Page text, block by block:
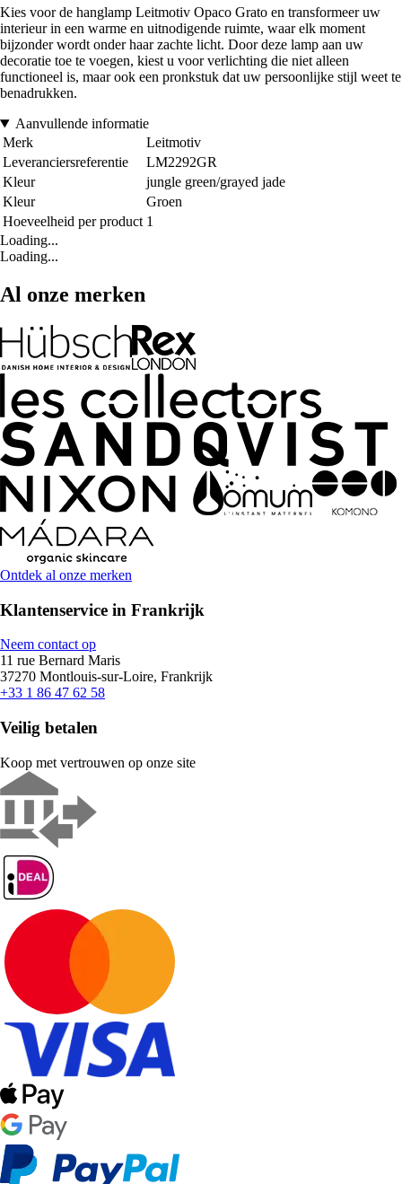
Kies voor de hanglamp Leitmotiv Opaco Grato en transformeer uw
interieur in een warme en uitnodigende ruimte, waar elk moment
bijzonder wordt onder haar zachte licht. Door deze lamp aan uw
decoratie toe te voegen, kiest u voor verlichting die niet alleen
functioneel is, maar ook een pronkstuk dat uw persoonlijke stijl weet te
benadrukken.
Aanvullende informatie
Merk
Leitmotiv
Leveranciersreferentie
LM2292GR
Kleur
jungle green/grayed jade
Kleur
Groen
Hoeveelheid per product 1
Loading...
Loading...
Al onze merken
Ontdek al onze merken
Klantenservice in Frankrijk
Neem contact op
11 rue Bernard Maris
37270 Montlouis-sur-Loire, Frankrijk
+33 1 86 47 62 58
Veilig betalen
Koop met vertrouwen op onze site